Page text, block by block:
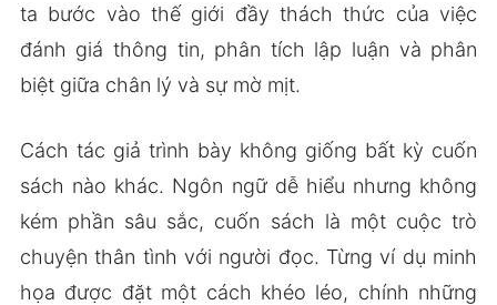
ta bước vào thế giới đầy thách thức của việc
đánh giá thông tin, phân tích lập luận và phân
biệt giữa chân lý và sự mờ mịt.
Cách tác giả trình bày không giống bất kỳ cuốn
sách nào khác. Ngôn ngữ dễ hiểu nhưng không
kém phần sâu sắc, cuốn sách là một cuộc trò
chuyện thân tình với người đọc. Từng ví dụ minh
họa được đặt một cách khéo léo, chính những